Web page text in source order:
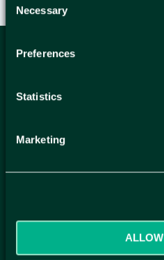
Selection
Necessary
Preferences
Statistics
Marketing
ANMÄL DIG HÄR
Få relevanta erbjudande och
Reklamationer